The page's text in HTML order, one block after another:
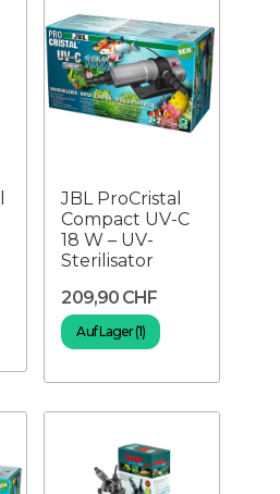
JBL ProCristal
Compact UV-C
18 W – UV-
Sterilisator
209,90 CHF
Auf Lager (1)